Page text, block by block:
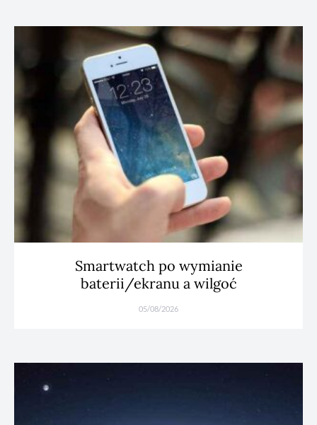
Smartwatch po wymianie
baterii/ekranu a wilgoć
05/08/2026